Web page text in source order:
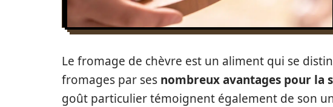
Le fromage de chèvre est un aliment qui se
fromages par ses nombreux avantages pour la
goût particulier témoignent également de son